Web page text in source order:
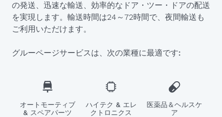
の発送、迅速な輸送、効率的なドア・ツー・ドアの配送
を実現します。輸送時間は24～72時間で、夜間輸送も
ご利用いただけます。
グルーページサービスは、次の業種に最適です:
オートモーティブ
& スペアパーツ
ハイテク & エレ
クトロニクス
医薬品＆ヘルスケ
ア